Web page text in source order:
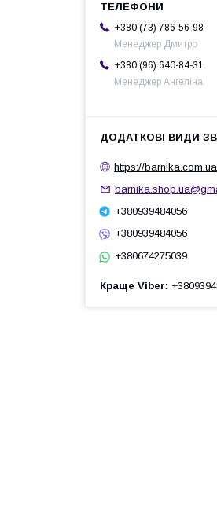
+380 (73) 786-56-98
Менеджер Дмитро
+380 (96) 640-84-31
Менеджер Ангеліна
https://barnika.com.ua
+380939484056
+380939484056
+380674275039
Краще Viber